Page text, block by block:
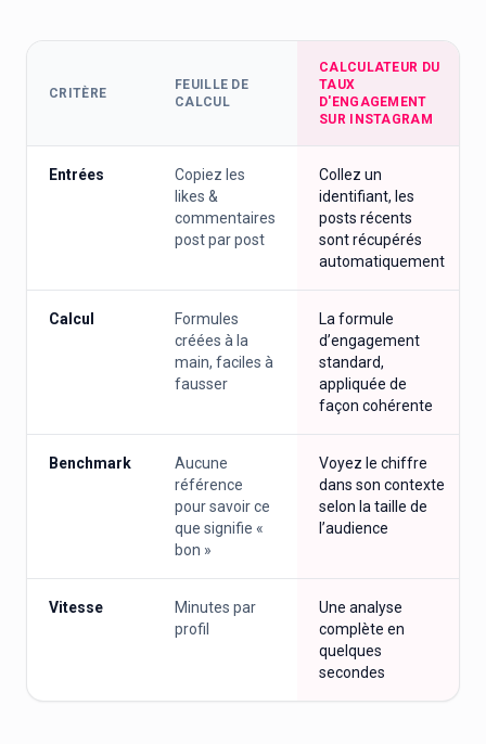
CRITÈRE
FEUILLE DE
CALCUL
CALCULATEUR DU
TAUX
D'ENGAGEMENT
SUR INSTAGRAM
Entrées
Copiez les
likes &
commentaires
post par post
Collez un
identifiant, les
posts récents
sont récupérés
automatiquement
Calcul
Formules
créées à la
main, faciles à
fausser
La formule
d’engagement
standard,
appliquée de
façon cohérente
Benchmark
Aucune
référence
pour savoir ce
que signifie «
bon »
Voyez le chiffre
dans son contexte
selon la taille de
l’audience
Vitesse
Minutes par
profil
Une analyse
complète en
quelques
secondes